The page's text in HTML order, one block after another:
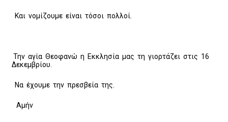
Και νομίζουμε είναι τόσοι πολλοί.
Την αγία Θεοφανώ η Εκκλησία μας τη γιορτάζει στις 16
Δεκεμβρίου.
Να έχουμε την πρεσβεία της.
Αμήν